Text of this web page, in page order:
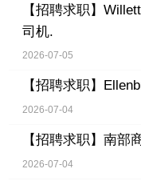
【招聘求职】
司机.
2026-07-05
【招聘求职】
2026-07-04
【招聘求职】 南部
2026-07-04